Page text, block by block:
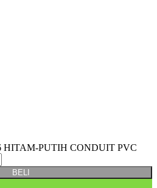
HITAM-PUTIH CONDUIT PVC
BELI